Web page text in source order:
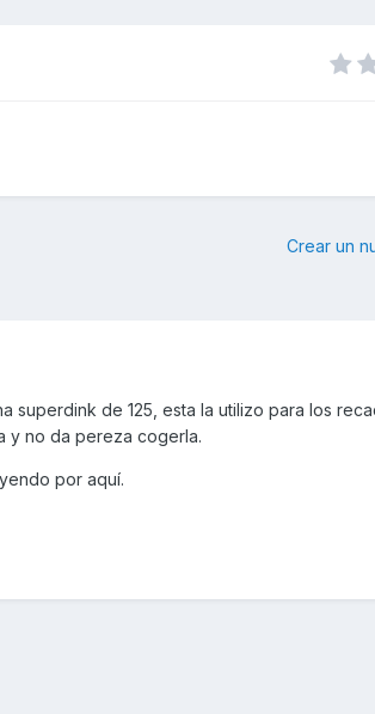
Crear un
superdink de 125, esta la utilizo para los
y no da pereza cogerla.
por aquí.